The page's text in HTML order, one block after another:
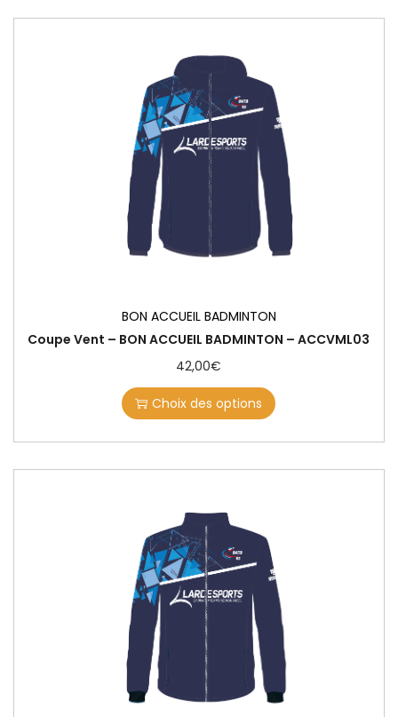
BON ACCUEIL BADMINTON
Coupe Vent – BON ACCUEIL BADMINTON – ACCVML03
42,00€
Choix des options